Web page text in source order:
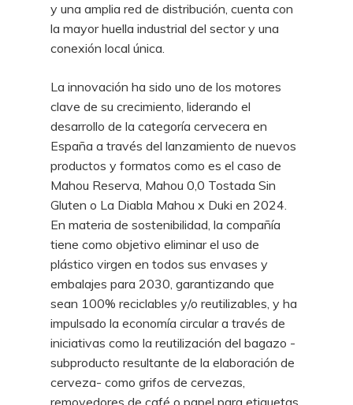
y una amplia red de distribución, cuenta con
la mayor huella industrial del sector y una
conexión local única.
La innovación ha sido uno de los motores
clave de su crecimiento, liderando el
desarrollo de la categoría cervecera en
España a través del lanzamiento de nuevos
productos y formatos como es el caso de
Mahou Reserva, Mahou 0,0 Tostada Sin
Gluten o La Diabla Mahou x Duki en 2024.
En materia de sostenibilidad, la compañía
tiene como objetivo eliminar el uso de
plástico virgen en todos sus envases y
embalajes para 2030, garantizando que
sean 100% reciclables y/o reutilizables, y ha
impulsado la economía circular a través de
iniciativas como la reutilización del bagazo -
subproducto resultante de la elaboración de
cerveza- como grifos de cervezas,
removedores de café o papel para etiquetas.